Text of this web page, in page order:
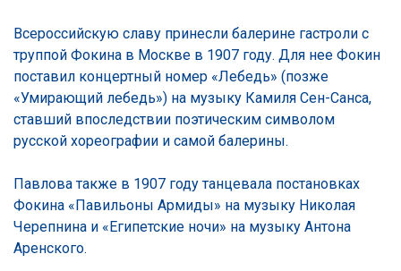
Всероссийскую славу принесли балерине гастроли с
труппой Фокина в Москве в 1907 году. Для нее Фокин
поставил концертный номер «Лебедь» (позже
«Умирающий лебедь») на музыку Камиля Сен-Санса,
ставший впоследствии поэтическим символом
русской хореографии и самой балерины.
Павлова также в 1907 году танцевала постановках
Фокина «Павильоны Армиды» на музыку Николая
Черепнина и «Египетские ночи» на музыку Антона
Аренского.